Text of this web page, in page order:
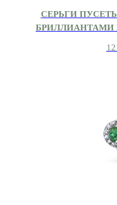
СЕРЬГИ
БРИЛЛИАНТАМИ